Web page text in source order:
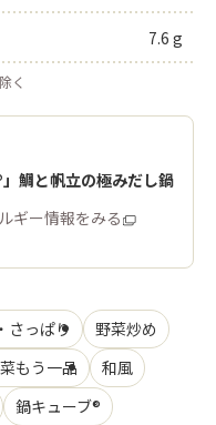
7.6 g
く
鯛と帆立の極みだし鍋
ギー情報をみる
さっぱり
野菜炒め
もう一品
和風
鍋キューブ®